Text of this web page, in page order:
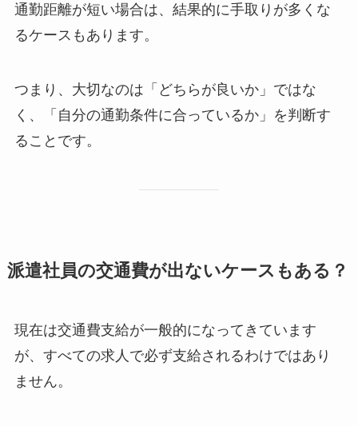
通勤距離が短い場合は、結果的に手取りが多くな
るケースもあります。
つまり、大切なのは「どちらが良いか」ではな
く、「自分の通勤条件に合っているか」を判断す
ることです。
派遣社員の交通費が出ないケースもある？
現在は交通費支給が一般的になってきています
が、すべての求人で必ず支給されるわけではあり
ません。